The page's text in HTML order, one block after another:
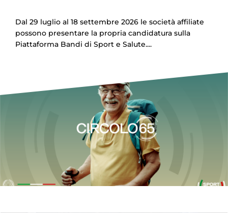
Dal 29 luglio al 18 settembre 2026 le società affiliate
possono presentare la propria candidatura sulla
Piattaforma Bandi di Sport e Salute....